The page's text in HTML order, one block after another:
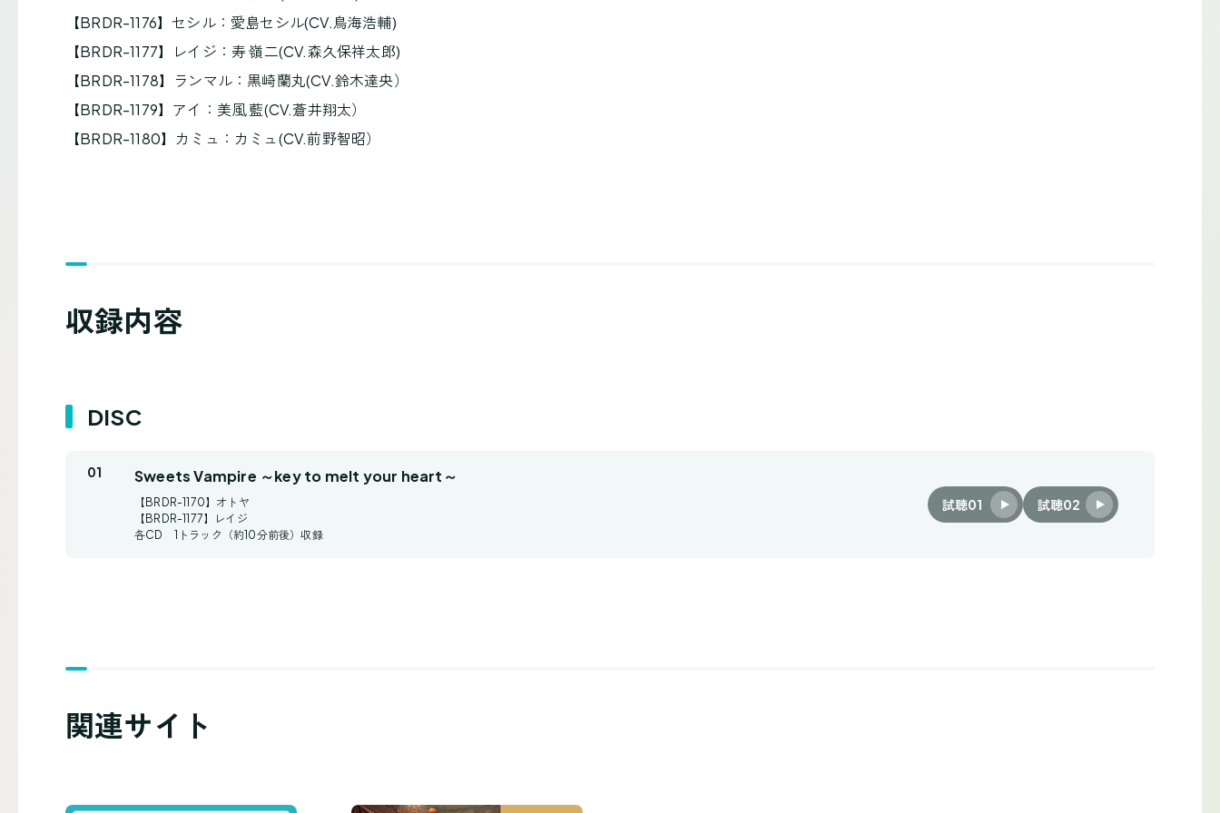
【BRDR-1176】セシル：愛島セシル(CV.鳥海浩輔)
【BRDR-1177】レイジ：寿 嶺二(CV.森久保祥太郎)
【BRDR-1178】ランマル：黒崎蘭丸(CV.鈴木達央）
【BRDR-1179】アイ：美風 藍(CV.蒼井翔太）
【BRDR-1180】カミュ：カミュ(CV.前野智昭）
収録内容
DISC
Sweets Vampire ～key to melt your heart～
【BRDR-1170】オトヤ
【BRDR-1177】レイジ
各CD 1トラック（約10分前後）収録
試聴01 試聴02
関連サイト